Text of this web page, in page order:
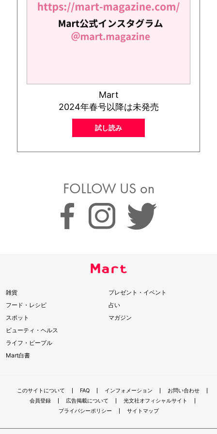
Mart
2024年春号以降は未発売
試し読み
FOLLOW US on
雑貨
フード・レシピ
スポット
ビューティ・ヘルス
ライフ・ピープル
Mart白書
プレゼント・イベント
占い
マガジン
このサイトについて FAQ インフォメーション
お問い合わせ
会員登録
広告掲載について
光文社オフィシャルサイト
プライバシーポリシー
サイトマップ